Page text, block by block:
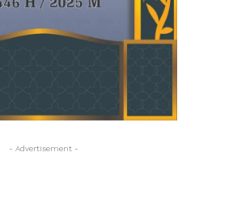
- Advertisement -